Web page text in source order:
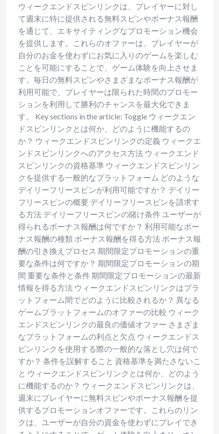
ウィークエンドスピンリンクは、プレイヤーに対し
て週末に特に提供される無料スピンやボーナス報酬
を通じて、エキサイティングなプロモーション機会
を提供します。これらのオファーは、プレイヤーが
自分のお金を使わずにお気に入りのゲームを楽しむ
ことを可能にすることで、ゲーム体験を向上させま
す。毎日の無料スピンやさまざまなボーナス報酬が
利用可能で、プレイヤーは限られた時間のプロモー
ションを利用して勝利のチャンスを最大化できま
す。 Key sections in the article: Toggle ウィークエン
ドスピンリンクとは何か、どのように機能するの
か？ ウィークエンドスピンリンクの定義 ウィークエ
ンドスピンリンクへのアクセス方法 ウィークエンド
スピンリンクの資格基準 ウィークエンドスピンリン
クを提供する一般的なプラットフォーム どのような
デイリーフリースピンが利用可能ですか？ デイリー
フリースピンの概要 デイリーフリースピンを請求す
る方法 デイリーフリースピンの賭け条件 ユーザーが
得られるボーナス報酬は何ですか？ 利用可能なボー
ナス報酬の種類 ボーナス報酬を得る方法 ボーナス報
酬の引き換えプロセス 期間限定プロモーションの重
要な条件は何ですか？ 期間限定プロモーションの期
間 重要な条件と条件 期間限定プロモーションの最新
情報を得る方法 ウィークエンドスピンリンクはプラ
ットフォーム間でどのように比較されるか？ 異なる
ゲームプラットフォームのオファーの比較 ウィーク
エンドスピンリンクの最良の価値オファー さまざま
なプラットフォームの利点と欠点 ウィークエンドス
ピンリンクを使用する際の一般的な落とし穴は何で
すか？ 条件を誤解すること 資格基準を満たさないこ
と ウィークエンドスピンリンクとは何か、どのよう
に機能するのか？ ウィークエンドスピンリンクは、
週末にプレイヤーに無料スピンやボーナス報酬を提
供するプロモーションオファーです。これらのリン
クは、ユーザーが自分の資金を使わずにプレイでき